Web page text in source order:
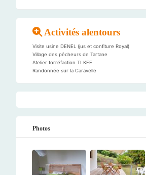
Activités alentours
Visite usine DENEL (jus et confiture Royal)
Village des pêcheurs de Tartane
Atelier torréfaction TI KFE
Randonnée sur la Caravelle
Photos